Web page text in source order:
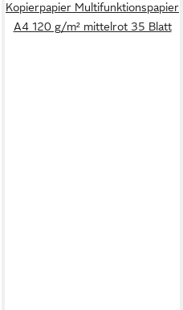
Kopierpapier Multifunktionspapier
A4 120 g/m² mittelrot 35 Blatt